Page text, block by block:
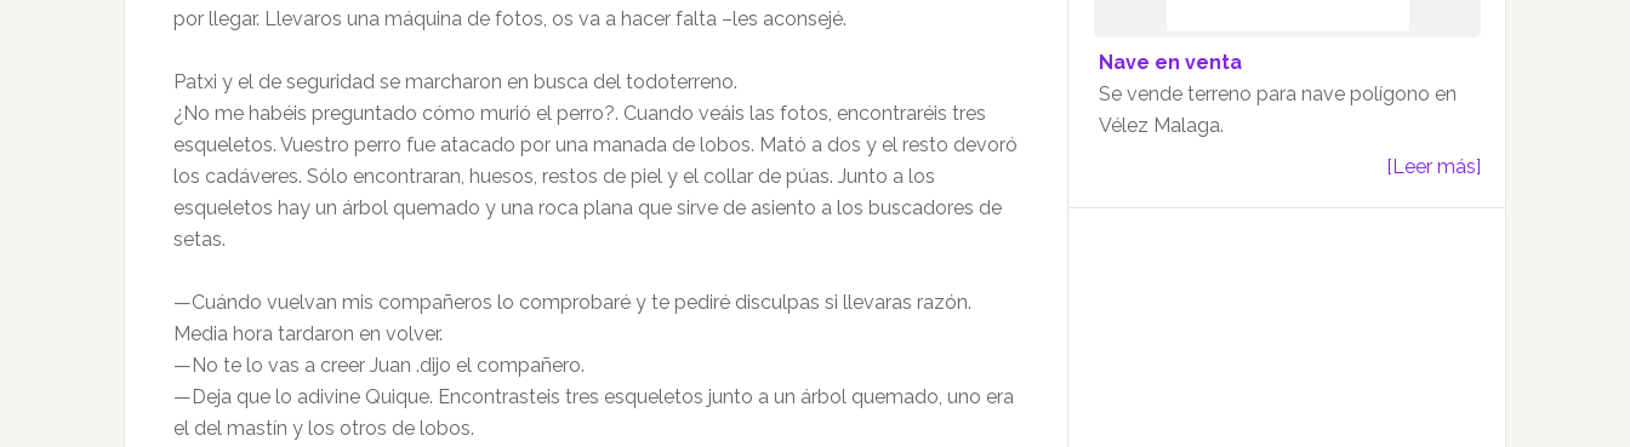
por llegar. Llevaros una máquina de fotos, os va a hacer falta –les aconsejé.
Patxi y el de seguridad se marcharon en busca del todoterreno.
¿No me habéis preguntado cómo murió el perro?. Cuando veáis las fotos, encontraréis tres
esqueletos. Vuestro perro fue atacado por una manada de lobos. Mató a dos y el resto devoró
los cadáveres. Sólo encontraran, huesos, restos de piel y el collar de púas. Junto a los
esqueletos hay un árbol quemado y una roca plana que sirve de asiento a los buscadores de
setas.
—Cuándo vuelvan mis compañeros lo comprobaré y te pediré disculpas si llevaras razón.
Media hora tardaron en volver.
—No te lo vas a creer Juan .dijo el compañero.
—Deja que lo adivine Quique. Encontrasteis tres esqueletos junto a un árbol quemado, uno era
el del mastín y los otros de lobos.
Nave en venta
Se vende terreno para nave polígono en
Vélez Malaga.
[Leer más]